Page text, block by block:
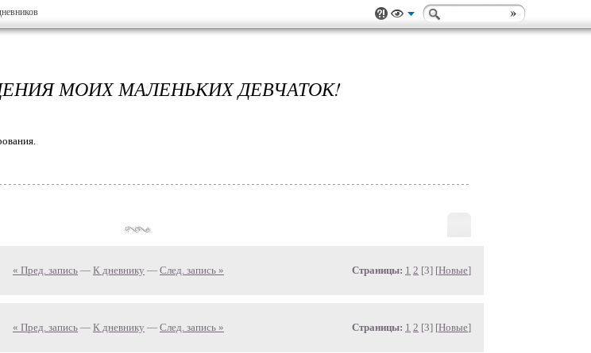
МОИХ МАЛЕНЬКИХ ДЕВЧАТОК!
« Пред. запись — К дневнику — След. запись » Страницы: 1 2 [3] [Новые]
« Пред. запись — К дневнику — След. запись » Страницы: 1 2 [3] [Новые]